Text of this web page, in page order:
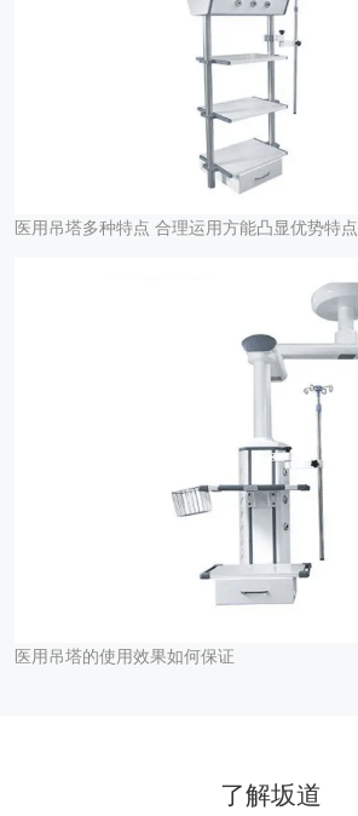
医用吊塔多种特点 合理运用方能凸显优势特点
医用吊塔的使用效果如何保证
了解坂道